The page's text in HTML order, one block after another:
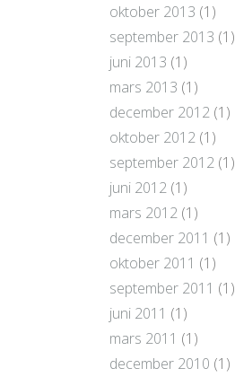
oktober 2013 (1)
september 2013 (1)
juni 2013 (1)
mars 2013 (1)
december 2012 (1)
oktober 2012 (1)
september 2012 (1)
juni 2012 (1)
mars 2012 (1)
december 2011 (1)
oktober 2011 (1)
september 2011 (1)
juni 2011 (1)
mars 2011 (1)
december 2010 (1)